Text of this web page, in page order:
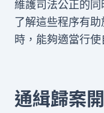
維護司法公正的同
了解這些程序有
時，能夠適當行使
通緝歸案